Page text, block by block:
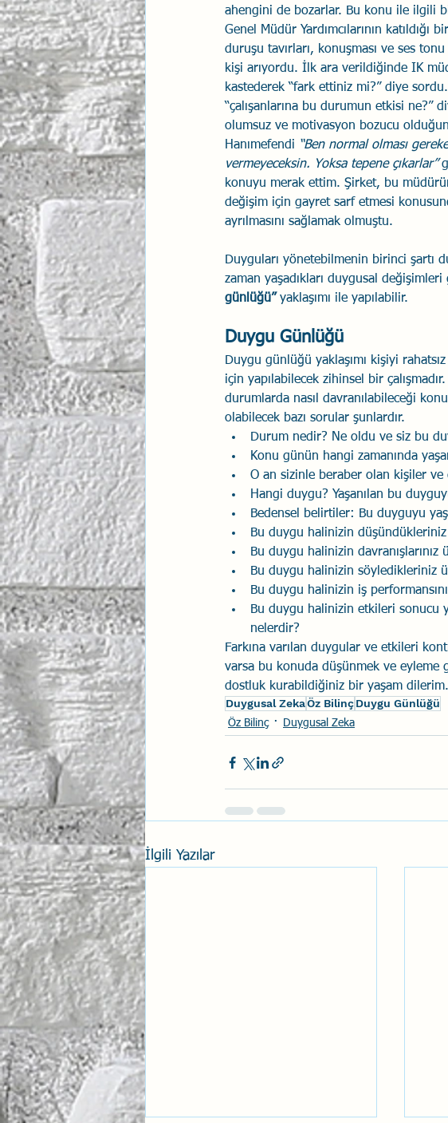
ahengini de bozarlar. Bu konu ile ilgili
Genel Müdür Yardımcılarının katıldığı
duruşu tavırları, konuşması ve ses
kişi arıyordu. İlk ara verildiğinde IK
kastederek “fark ettiniz mi?” diye
“çalışanlarına bu durumun etkisi ne?”
olumsuz ve motivasyon bozucu
Hanımefendi “Ben normal olması
vermeyeceksin. Yoksa tepene çıkarlar”
konuyu merak ettim. Şirket, bu
değişim için gayret sarf etmesi
ayrılmasını sağlamak olmuştu.
Duyguları yönetebilmenin birinci şartı
zaman yaşadıkları duygusal
günlüğü” yaklaşımı ile yapılabilir.
Duygu Günlüğü
Duygu günlüğü yaklaşımı kişiyi
için yapılabilecek zihinsel bir
durumlarda nasıl davranılabileceği
olabilecek bazı sorular şunlardır.
Durum nedir? Ne oldu ve siz bu
Konu günün hangi zamanında
O an sizinle beraber olan kişiler
Hangi duygu? Yaşanılan bu
Bedensel belirtiler: Bu duyguyu
Bu duygu halinizin
Bu duygu halinizin
Bu duygu halinizin söyledikleriniz
Bu duygu halinizin iş
Bu duygu halinizin etkileri sonucu
nelerdir?
Farkına varılan duygular ve etkileri
varsa bu konuda düşünmek ve eyleme
dostluk kurabildiğiniz bir yaşam
Duygusal ZekaÖz BilinçDuygu Günlüğü
Öz Bilinç Duygusal Zeka
İlgili Yazılar